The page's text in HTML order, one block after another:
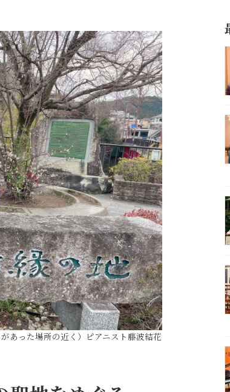
:
あった場所の近く）ピアニスト藤波結花